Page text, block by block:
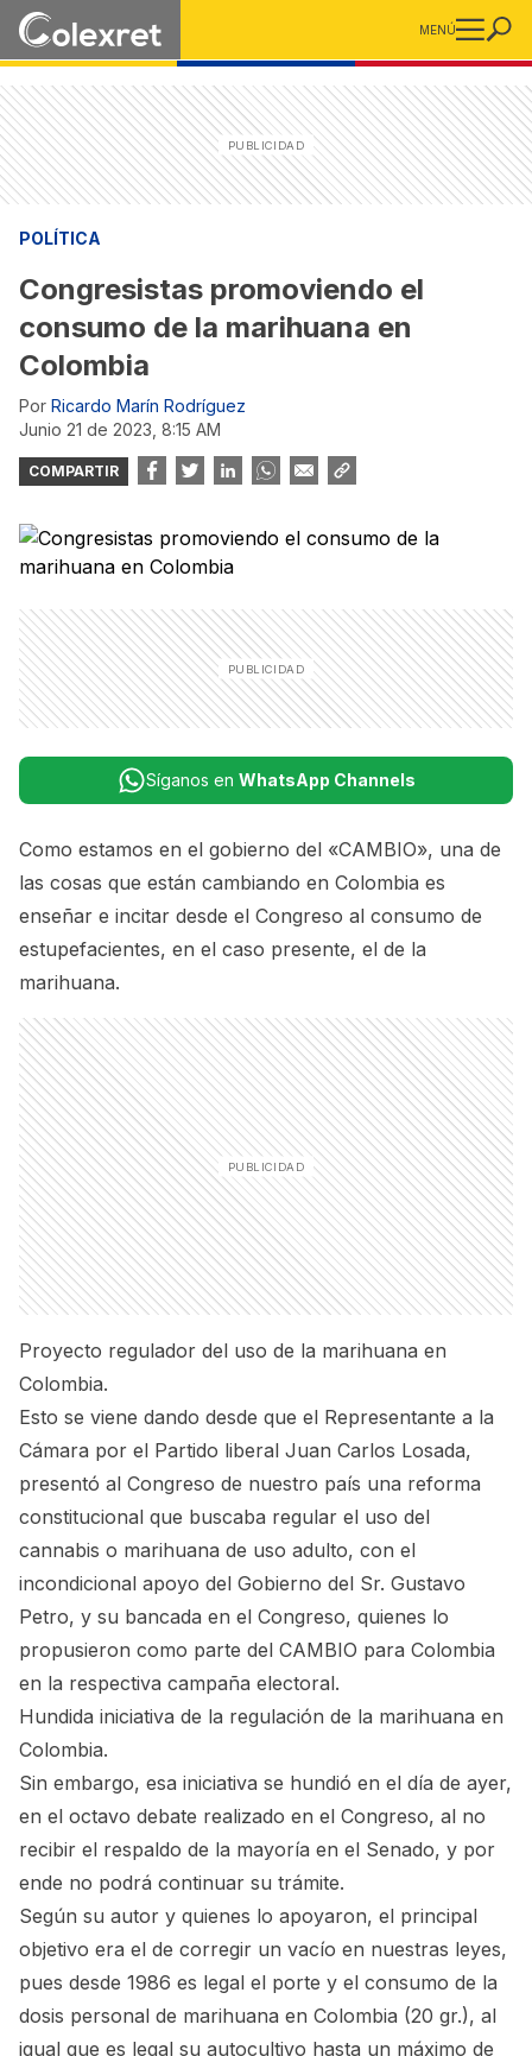
MENÚ
POLÍTICA
Congresistas promoviendo el
consumo de la marihuana en
Colombia
Por Ricardo Marín Rodríguez
junio 21 de 2023, 8:15 AM
COMPARTIR
Síganos en WhatsApp Channels
Como estamos en el gobierno del «CAMBIO», una de
las cosas que están cambiando en Colombia es
enseñar e incitar desde el Congreso al consumo de
estupefacientes, en el caso presente, el de la
marihuana.
Proyecto regulador del uso de la marihuana en
Colombia.
Esto se viene dando desde que el Representante a la
Cámara por el Partido liberal Juan Carlos Losada,
presentó al Congreso de nuestro país una reforma
constitucional que buscaba regular el uso del
cannabis o marihuana de uso adulto, con el
incondicional apoyo del Gobierno del Sr. Gustavo
Petro, y su bancada en el Congreso, quienes lo
propusieron como parte del CAMBIO para Colombia
en la respectiva campaña electoral.
Hundida iniciativa de la regulación de la marihuana en
Colombia.
Sin embargo, esa iniciativa se hundió en el día de ayer,
en el octavo debate realizado en el Congreso, al no
recibir el respaldo de la mayoría en el Senado, y por
ende no podrá continuar su trámite.
Según su autor y quienes lo apoyaron, el principal
objetivo era el de corregir un vacío en nuestras leyes,
pues desde 1986 es legal el porte y el consumo de la
dosis personal de marihuana en Colombia (20 gr.), al
igual que es legal su autocultivo hasta un máximo de